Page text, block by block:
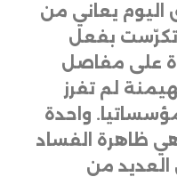
اليوم يعاني من
تكرّست بفعل
على مفاصل
لم تفرز
واحدة
ظاهرة الفساد
العديد من